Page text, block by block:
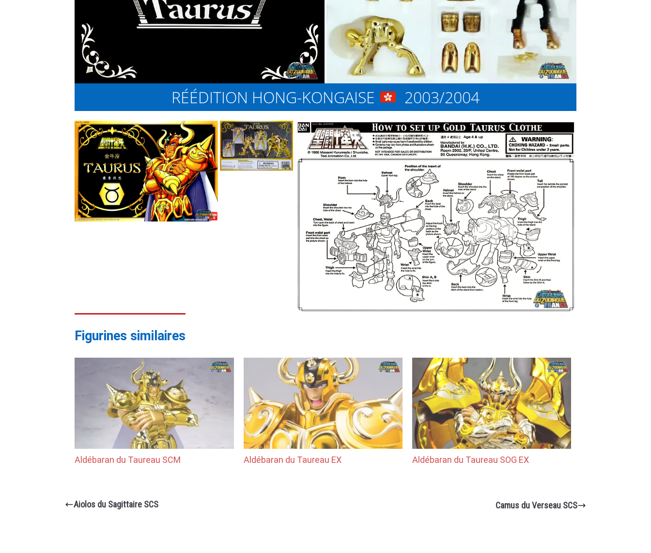
RÉÉDITION HONG-KONGAISE 2003/2004
Figurines similaires
Aldébaran du Taureau SCM Aldébaran du Taureau EX Aldébaran du Taureau SOG EX
Aiolos du Sagittaire SCS Camus du Verseau SCS